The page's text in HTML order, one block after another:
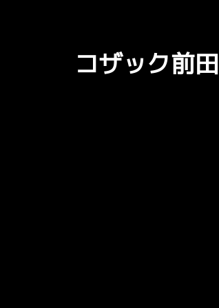
コザック前田